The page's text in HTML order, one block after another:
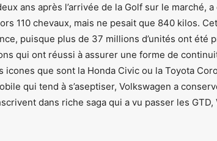
ans après l’arrivée de la Golf sur le marché,
110 chevaux, mais ne pesait que 840 kilos.
puisque plus de 37 millions d’unités ont été
qui ont réussi à assurer une forme de
icones que sont la Honda Civic ou la Toyota
qui tend à s’aseptiser, Volkswagen a
dans riche saga qui a vu passer les GTD,